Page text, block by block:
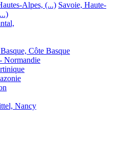
Alpes, (...) Savoie, Haute-
Côte Basque
Normandie
Nancy